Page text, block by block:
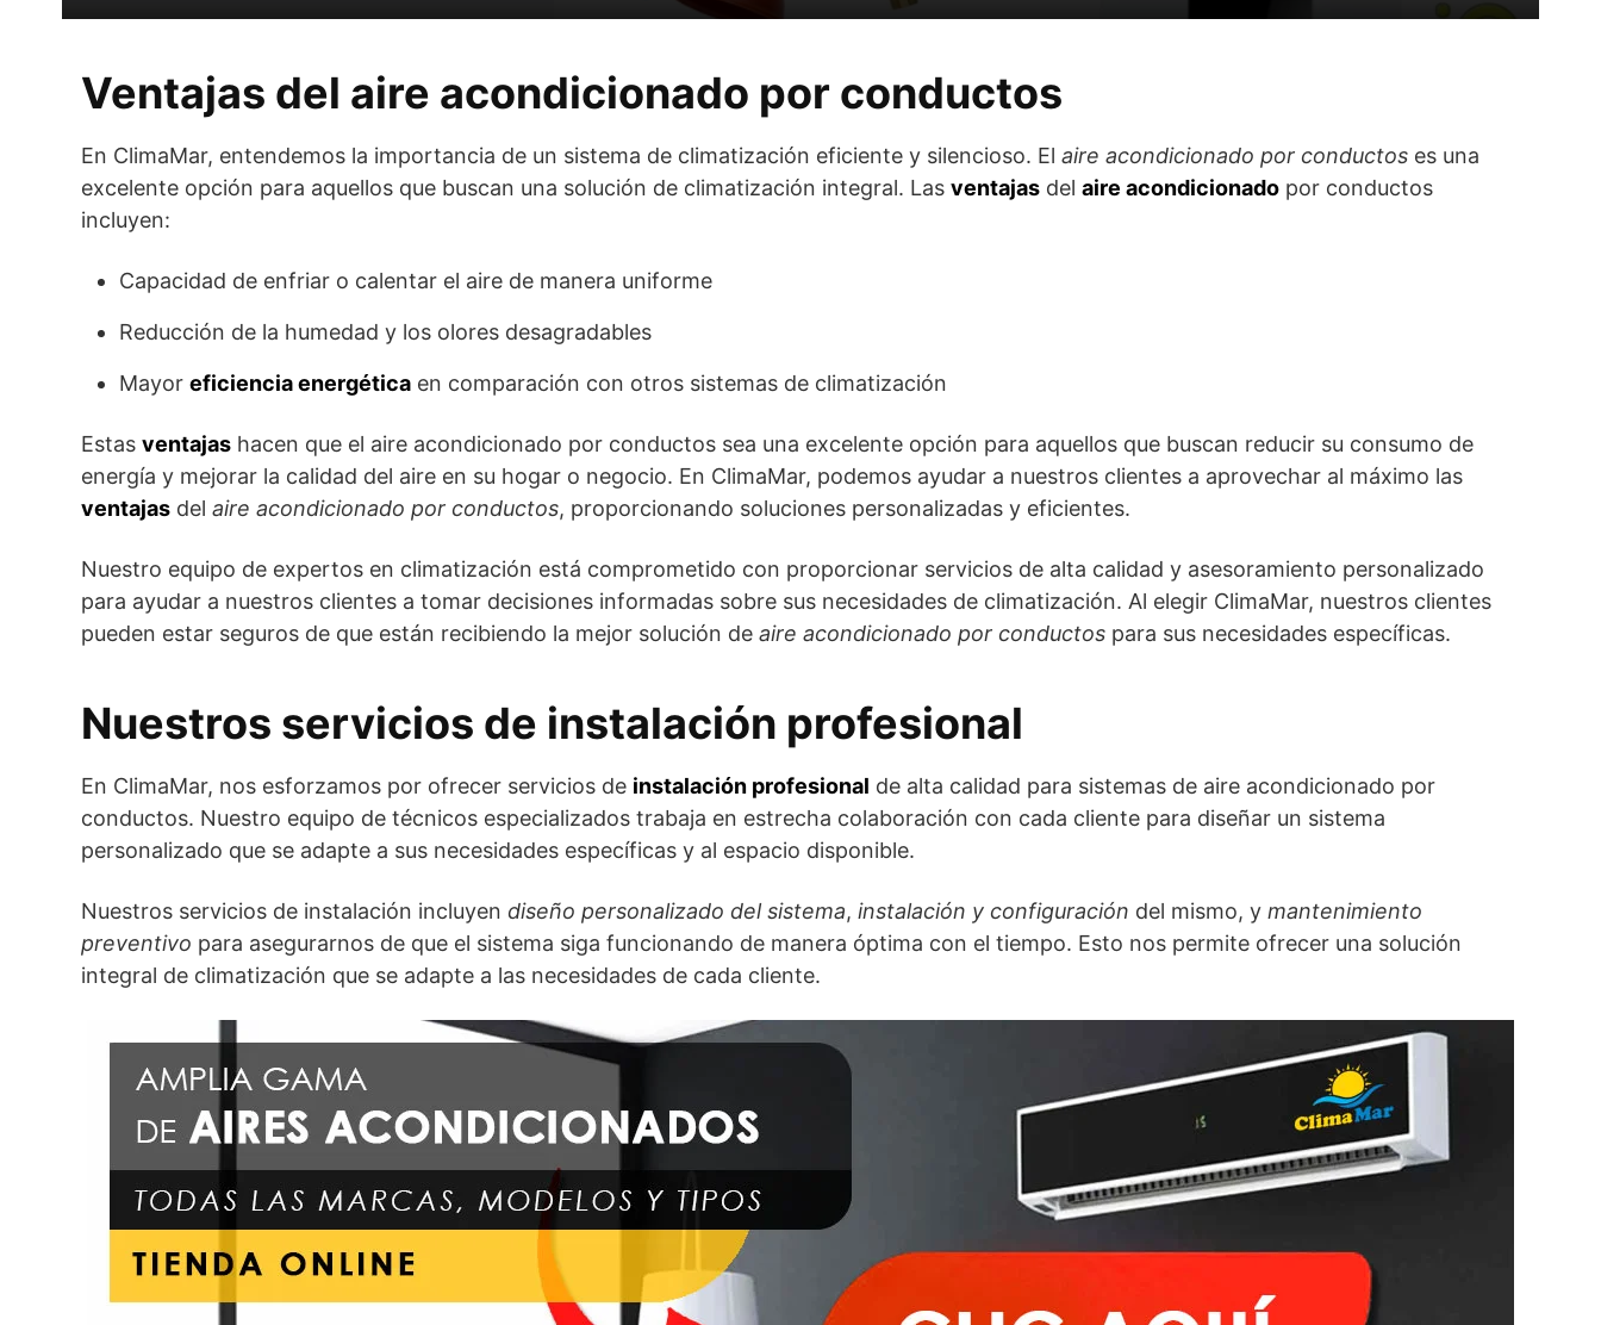
Ventajas del aire acondicionado por conductos
En ClimaMar, entendemos la importancia de un sistema de climatización eficiente y silencioso. El aire acondicionado por conductos es una
excelente opción para aquellos que buscan una solución de climatización integral. Las ventajas del aire acondicionado por conductos
incluyen:
Capacidad de enfriar o calentar el aire de manera uniforme
Reducción de la humedad y los olores desagradables
Mayor eficiencia energética en comparación con otros sistemas de climatización
Estas ventajas hacen que el aire acondicionado por conductos sea una excelente opción para aquellos que buscan reducir su consumo de
energía y mejorar la calidad del aire en su hogar o negocio. En ClimaMar, podemos ayudar a nuestros clientes a aprovechar al máximo las
ventajas del aire acondicionado por conductos, proporcionando soluciones personalizadas y eficientes.
Nuestro equipo de expertos en climatización está comprometido con proporcionar servicios de alta calidad y asesoramiento personalizado
para ayudar a nuestros clientes a tomar decisiones informadas sobre sus necesidades de climatización. Al elegir ClimaMar, nuestros clientes
pueden estar seguros de que están recibiendo la mejor solución de aire acondicionado por conductos para sus necesidades específicas.
Nuestros servicios de instalación profesional
En ClimaMar, nos esforzamos por ofrecer servicios de instalación profesional de alta calidad para sistemas de aire acondicionado por
conductos. Nuestro equipo de técnicos especializados trabaja en estrecha colaboración con cada cliente para diseñar un sistema
personalizado que se adapte a sus necesidades específicas y al espacio disponible.
Nuestros servicios de instalación incluyen diseño personalizado del sistema, instalación y configuración del mismo, y mantenimiento
preventivo para asegurarnos de que el sistema siga funcionando de manera óptima con el tiempo. Esto nos permite ofrecer una solución
integral de climatización que se adapte a las necesidades de cada cliente.